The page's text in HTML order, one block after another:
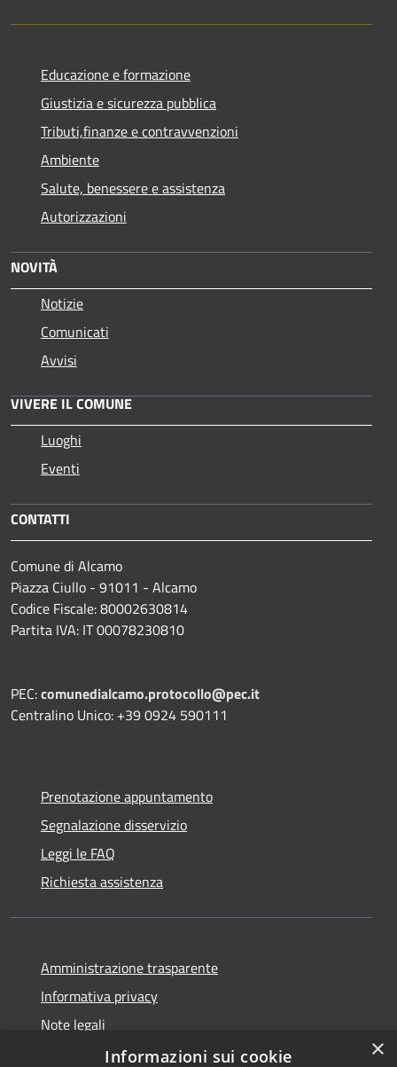
Educazione e formazione
Giustizia e sicurezza pubblica
Tributi,finanze e contravvenzioni
Ambiente
Salute, benessere e assistenza
Autorizzazioni
NOVITÀ
Notizie
Comunicati
Avvisi
VIVERE IL COMUNE
Luoghi
Eventi
CONTATTI
Comune di Alcamo
Piazza Ciullo - 91011 - Alcamo
Codice Fiscale: 80002630814
Partita IVA: IT 00078230810
PEC:comunedialcamo.protocollo@pec.it
Centralino Unico: +39 0924 590111
Prenotazione appuntamento
Segnalazione disservizio
Leggi le FAQ
Richiesta assistenza
Amministrazione trasparente
Informativa privacy
Note legali
Dichiarazione di accessibilità
×
Informazioni sui cookie